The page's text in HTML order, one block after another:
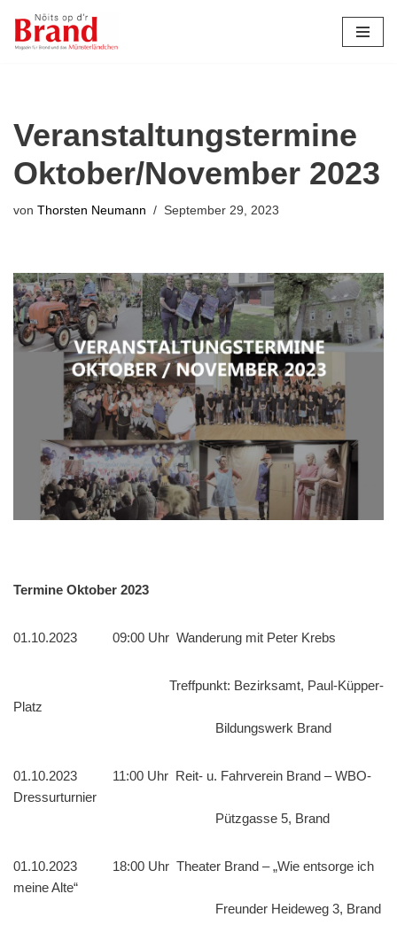
Zum
Veranstaltungstermine
Oktober/November 2023
von Thorsten Neumann September 29, 2023
Termine Oktober 2023
01.10.2023 09:00 Uhr Wanderung mit Peter Krebs
Treffpunkt: Bezirksamt, Paul-Küpper-
Platz
Bildungswerk Brand
01.10.2023 11:00 Uhr Reit- u. Fahrverein Brand – WBO-
Dressurturnier
Pützgasse 5, Brand
01.10.2023 18:00 Uhr Theater Brand – „Wie entsorge ich
meine Alte“
Freunder Heideweg 3, Brand